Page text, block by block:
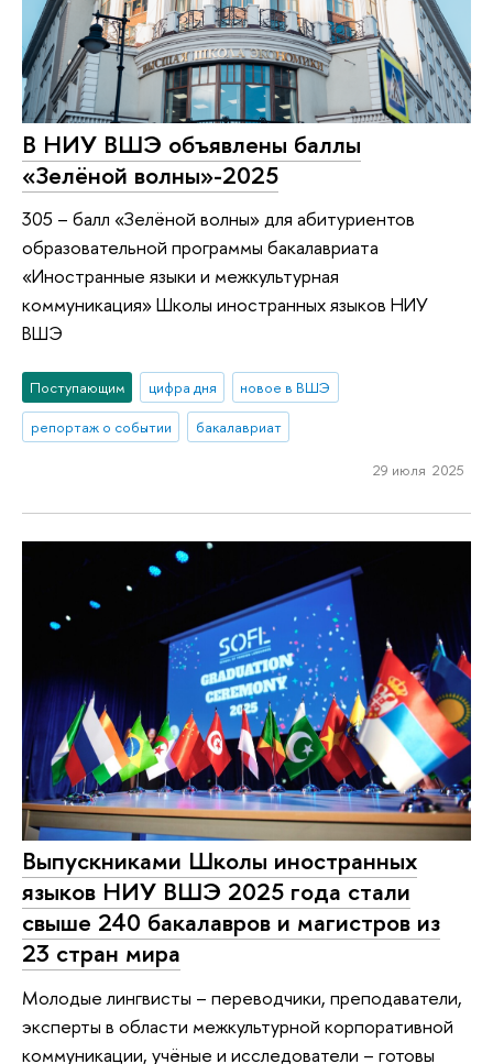
В НИУ ВШЭ объявлены баллы
«Зелёной волны»-2025
305 – балл «Зелёной волны» для абитуриентов
образовательной программы бакалавриата
«Иностранные языки и межкультурная
коммуникация» Школы иностранных языков НИУ
ВШЭ
Поступающим цифра дня
новое в ВШЭ
репортаж о событии
бакалавриат
29 июля 2025
Выпускниками Школы иностранных
языков НИУ ВШЭ 2025 года стали
свыше 240 бакалавров и магистров из
23 стран мира
Молодые лингвисты – переводчики, преподаватели,
эксперты в области межкультурной корпоративной
коммуникации, учёные и исследователи – готовы